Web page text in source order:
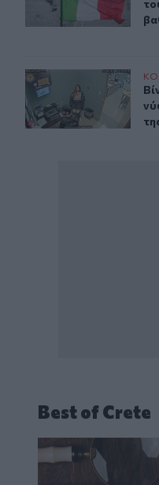
Βίντεο: Μεθυσμένη
Best of Crete